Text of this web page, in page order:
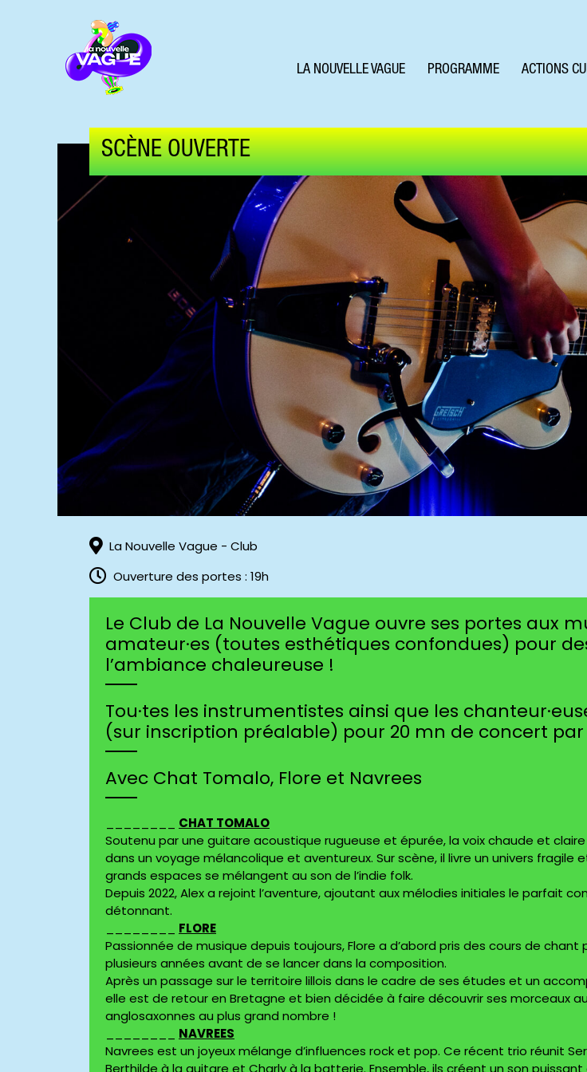
LA NOUVELLE VAGUE PROGRAMME ACTIONS
SCÈNE OUVERTE
La Nouvelle Vague - Club
Ouverture des portes : 19h
Le Club de La Nouvelle Vague ouvre ses portes aux
amateur·es (toutes esthétiques confondues) pour
l’ambiance chaleureuse !
Tou·tes les instrumentistes ainsi que les
(sur inscription préalable) pour 20 mn de concert
Avec Chat Tomalo, Flore et Navrees
CHAT TOMALO
Soutenu par une guitare acoustique rugueuse et épurée, la voix chaude et
dans un voyage mélancolique et aventureux. Sur scène, il livre un univers fragile
grands espaces se mélangent au son de l’indie folk.
Depuis 2022, Alex a rejoint l’aventure, ajoutant aux mélodies initiales le parfait
détonnant.
FLORE
Passionnée de musique depuis toujours, Flore a d’abord pris des cours de
plusieurs années avant de se lancer dans la composition.
Après un passage sur le territoire lillois dans le cadre de ses études et un
elle est de retour en Bretagne et bien décidée à faire découvrir ses morceaux
anglosaxonnes au plus grand nombre !
NAVREES
Navrees est un joyeux mélange d’influences rock et pop. Ce récent trio réunit
Berthilde à la guitare et Charly à la batterie. Ensemble, ils créent un son